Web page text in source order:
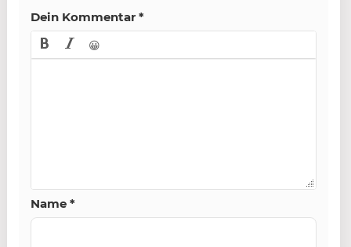
Dein Kommentar *
😀
Name *